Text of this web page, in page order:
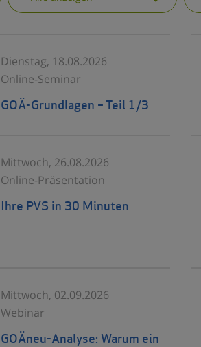
Dienstag, 18.08.2026
Online-Seminar
GOÄ-Grundlagen – Teil 1/3
Mittwoch, 26.08.2026
Online-Präsentation
Ihre PVS in 30 Minuten
Mittwoch, 02.09.2026
Webinar
GOÄneu-Analyse: Warum ein